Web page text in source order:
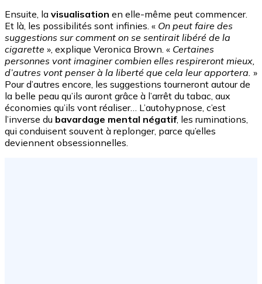
Ensuite, la visualisation en elle-même peut commencer.
Et là, les possibilités sont infinies. « On peut faire des
suggestions sur comment on se sentirait libéré de la
cigarette », explique Veronica Brown. « Certaines
personnes vont imaginer combien elles respireront mieux,
d’autres vont penser à la liberté que cela leur apportera. »
Pour d’autres encore, les suggestions tourneront autour de
la belle peau qu’ils auront grâce à l’arrêt du tabac, aux
économies qu’ils vont réaliser… L’autohypnose, c’est
l’inverse du bavardage mental négatif, les ruminations,
qui conduisent souvent à replonger, parce qu’elles
deviennent obsessionnelles.